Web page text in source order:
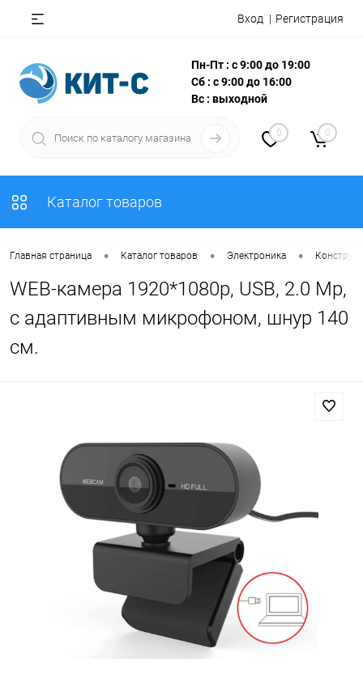
Вход Регистрация
Пн-Пт : с 9:00 до 19:00
Сб : с 9:00 до 16:00
Вс : выходной
0 0
Каталог товаров
Главная страница • Каталог товаров • Электроника •
WEB-камера 1920*1080p, USB, 2.0 Mp,
с адаптивным микрофоном, шнур 140
см.